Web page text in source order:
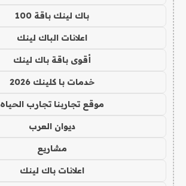
باك لينك باقة 100
اعلانات الباك لينك
أقوى باقة باك لينك
خدمات با كلينك 2026
موقع تجاربنا تجارب الحياه
ديوان العرب
مشاريع
اعلانات باك لينك